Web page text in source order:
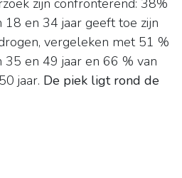
zijn confronterend: 38%
18 en 34 jaar geeft toe zijn
vergeleken met 51 %
35 en 49 jaar en 66 % van
jaar. De piek ligt rond de